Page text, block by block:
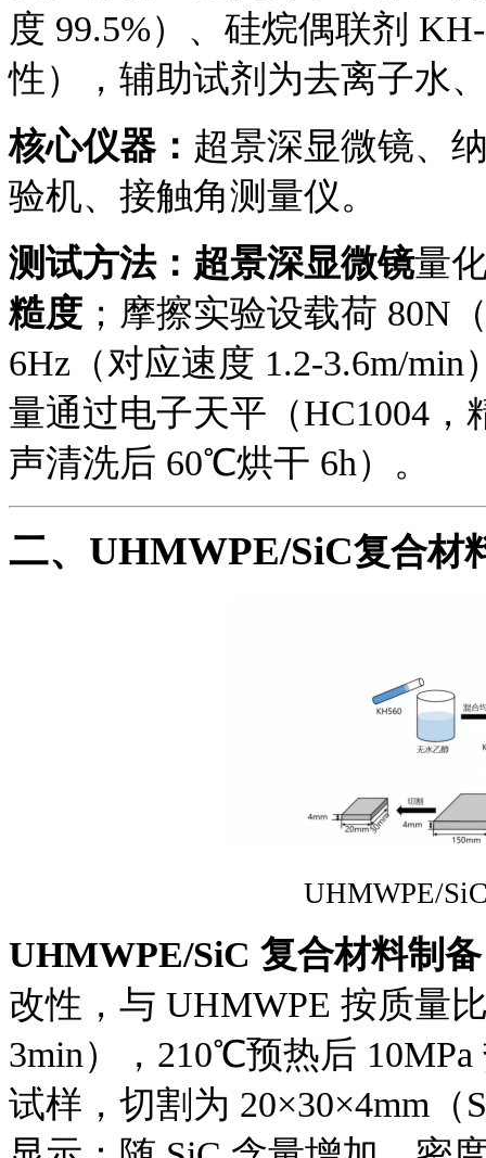
度 99.5%）、硅烷偶联剂
性），辅助试剂为去离子水
核心仪器： 超景深显微镜、
验机、接触角测量仪。
测试方法： 超景深显微镜量
糙度 ；摩擦实验设载荷 80N
6Hz（对应速度 1.2-3.6m/
量通过电子天平（HC1004，
声清洗后 60℃烘干 6h）。
二、 UHMWPE/SiC复合材
UHMWPE/
UHMWPE/SiC 复合材料制备
改性，与 UHMWPE 按质量
3min），210℃预热后 10MPa
试样，切割为 20×30×4mm（